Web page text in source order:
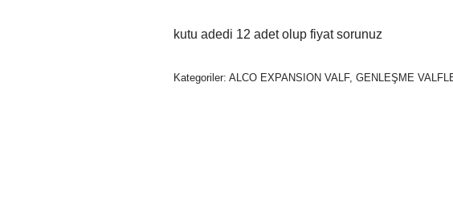
kutu adedi 12 adet olup fiyat sorunuz
Kategoriler:ALCO EXPANSION VALF,GENLEŞME